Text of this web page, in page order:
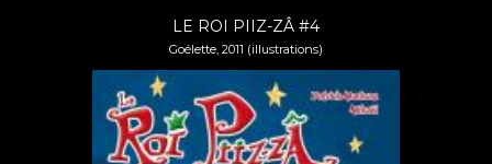
LE ROI PIIZ-ZÂ #4
Goélette, 2011 (illustrations)